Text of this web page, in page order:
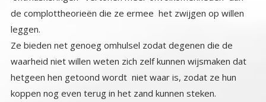
leggen.
Ze bieden net genoeg omhulsel zodat degenen die de
waarheid niet willen weten zich zelf kunnen wijsmaken dat
hetgeen hen getoond wordt niet waar is, zodat ze hun
koppen nog even terug in het zand kunnen steken.